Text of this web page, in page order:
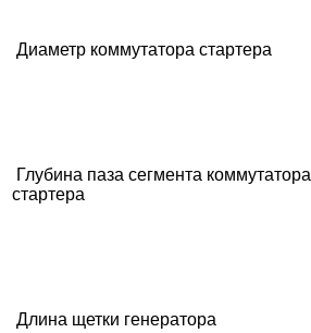
Диаметр коммутатора стартера
Глубина паза сегмента коммутатора
стартера
Длина щетки генератора